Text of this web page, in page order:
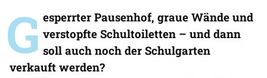
G esperrter Pausenhof, graue Wände und
verstopfte Schultoiletten – und dann
soll auch noch der Schulgarten
verkauft werden?